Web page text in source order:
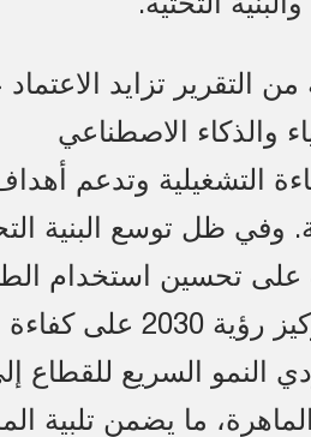
التقرير تزايد
والذكاء الاصطناعي
التشغيلية وتدعم
وفي ظل توسع البنية
على تحسين استخدام
وخفض التكاليف، بما يتماشى مع تركيز رؤية 2030 على كفاءة
النمو السريع للقطاع
ما يضمن تلبية